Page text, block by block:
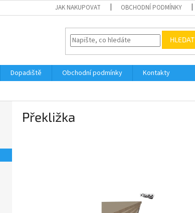
JAK NAKUPOVAT OBCHODNÍ PODMÍNKY
HLEDAT
Dopadiště Obchodní podmínky
Kontakty
Překližka